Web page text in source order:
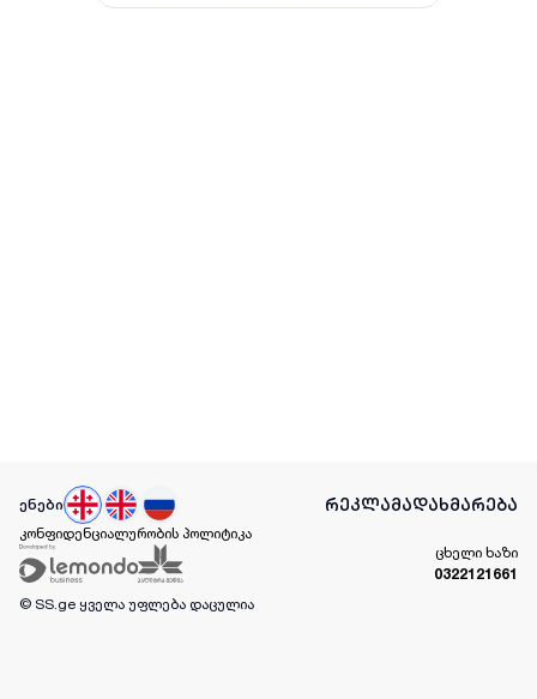
ენები რეკლამადახმარება
კონფიდენციალურობის პოლიტიკა
ცხელი ხაზი
0322121661
© SS.ge ყველა უფლება დაცულია